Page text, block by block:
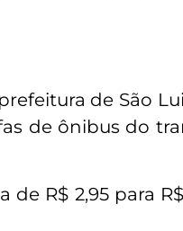
de São
de ônibus do
R$ 2,95 para